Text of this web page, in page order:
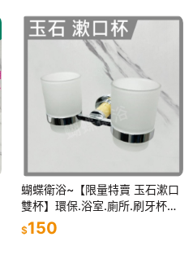
蝴蝶衛浴~【限量特賣 玉石漱口
雙杯】環保.浴室.廁所.刷牙杯子.
裝上去高質感.玻璃杯.雙杯.雙雙
對對萬年富貴.玉石漱口杯
$150